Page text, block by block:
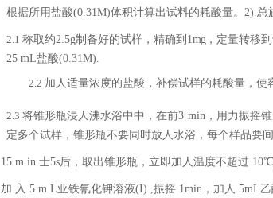
根据所用盐酸(0.31M)体积计算出试料的耗酸量。 2).总
2.1 称取约2.5g制备好的试样，精确到 1mg，定量转移
25 mL盐酸(0.31M).
2.2 加人适量浓度的盐酸，补偿试样的耗酸量，
2.3 将锥形瓶浸人沸水浴中中，在前3 min，用力振摇
定多个试样，锥形瓶不要同时放人水浴，每个样品要
15 m in 士5s后，取出锥形瓶，立即加人温度不超过
加 入 5 m L亚铁氰化钾溶液(I) ,振摇 1min，加人 5mL